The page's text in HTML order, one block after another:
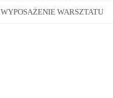
WYPOSAŻENIE WARSZTATU